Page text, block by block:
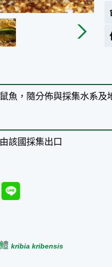
魚，隨分佈與採集水系
該國採集出口
Line
鱧kribia kribensis